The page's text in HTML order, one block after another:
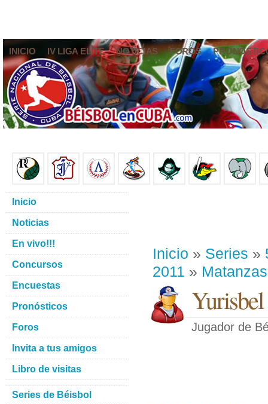
INICIO IV LIGA ELITE NOTICIAS FOROS
Inicio » Series »
2011 » Matanzas
Jugador de
Inicio
Noticias
En vivo!!!
Concursos
Encuestas
Pronósticos
Foros
Invita a tus amigos
Libro de visitas
Series de Béisbol